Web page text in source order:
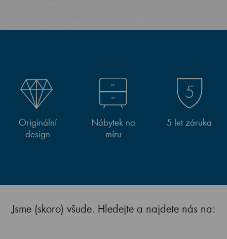
Originální
design
Nábytek na
míru
5 let záruka
Jsme (skoro) všude. Hledejte a najdete nás na: